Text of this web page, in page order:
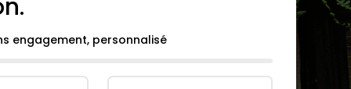
.
engagement, personnalisé